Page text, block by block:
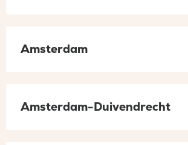
Amsterdam
Amsterdam-Duivendrecht